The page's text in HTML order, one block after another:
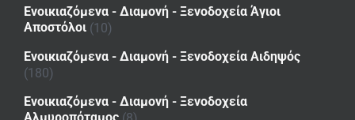
Ενοικιαζόμενα - Διαμονή - Ξενοδοχεία Άγιοι
Αποστόλοι (10)
Ενοικιαζόμενα - Διαμονή - Ξενοδοχεία Αιδηψός
(180)
Ενοικιαζόμενα - Διαμονή - Ξενοδοχεία
Αλμυροπόταμος